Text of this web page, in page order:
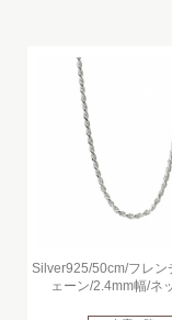
Silver925/50cm/フレン
ェーン/2.4mm幅/ネ